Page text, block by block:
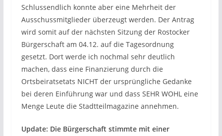
Schlussendlich konnte aber eine Mehrheit der
Ausschussmitglieder überzeugt werden. Der Antrag
wird somit auf der nächsten Sitzung der Rostocker
Bürgerschaft am 04.12. auf die Tagesordnung
gesetzt. Dort werde ich nochmal sehr deutlich
machen, dass eine Finanzierung durch die
Ortsbeiratsetats NICHT der ursprüngliche Gedanke
bei deren Einführung war und dass SEHR WOHL eine
Menge Leute die Stadtteilmagazine annehmen.
Update: Die Bürgerschaft stimmte mit einer